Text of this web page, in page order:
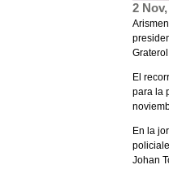
2
El
para la
En la
Johan